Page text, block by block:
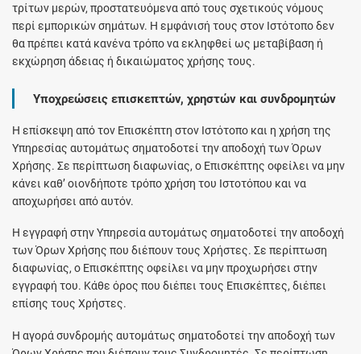
τρίτων μερών, προστατευόμενα από τους σχετικούς νόμους
περί εμπορικών σημάτων. Η εμφάνισή τους στον Ιστότοπο δεν
θα πρέπει κατά κανένα τρόπο να εκληφθεί ως μεταβίβαση ή
εκχώρηση άδειας ή δικαιώματος χρήσης τους.
Υποχρεώσεις επισκεπτών, χρηστών και συνδρομητών
Η επίσκεψη από τον Επισκέπτη στον Ιστότοπο και η χρήση της
Υπηρεσίας αυτομάτως σηματοδοτεί την αποδοχή των Όρων
Χρήσης. Σε περίπτωση διαφωνίας, ο Επισκέπτης οφείλει να μην
κάνει καθ’ οιονδήποτε τρόπο χρήση του Ιστοτόπου και να
αποχωρήσει από αυτόν.
Η εγγραφή στην Υπηρεσία αυτομάτως σηματοδοτεί την αποδοχή
των Όρων Χρήσης που διέπουν τους Χρήστες. Σε περίπτωση
διαφωνίας, ο Επισκέπτης οφείλει να μην προχωρήσει στην
εγγραφή του. Κάθε όρος που διέπει τους Επισκέπτες, διέπει
επίσης τους Χρήστες.
Η αγορά συνδρομής αυτομάτως σηματοδοτεί την αποδοχή των